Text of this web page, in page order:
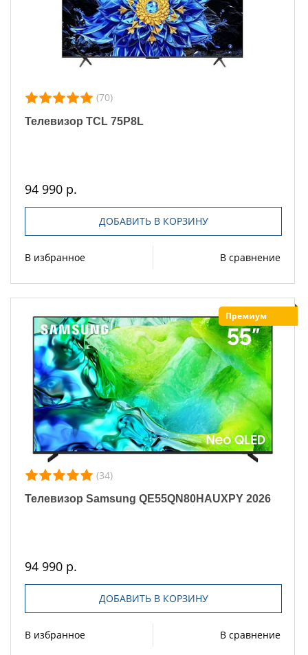
(70)
Телевизор TCL 75P8L
94 990 р.
ДОБАВИТЬ В КОРЗИНУ
В избранное В сравнение
Премиум
(34)
Телевизор Samsung QE55QN80HAUXPY 2026
94 990 р.
ДОБАВИТЬ В КОРЗИНУ
В избранное В сравнение